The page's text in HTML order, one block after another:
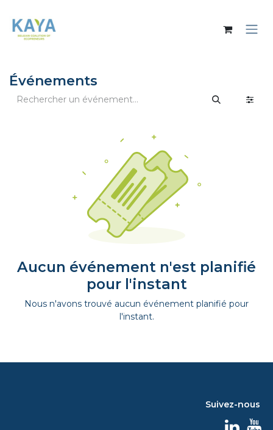
Événements
Aucun événement n'est planifié
pour l'instant
Nous n'avons trouvé aucun événement planifié pour
l'instant.
Suivez-nous